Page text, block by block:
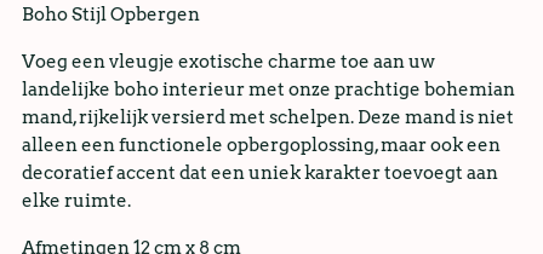
Boho Stijl Opbergen
Voeg een vleugje exotische charme toe aan uw
landelijke boho interieur met onze prachtige bohemian
mand, rijkelijk versierd met schelpen. Deze mand is niet
alleen een functionele opbergoplossing, maar ook een
decoratief accent dat een uniek karakter toevoegt aan
elke ruimte.
Afmetingen 12 cm x 8 cm